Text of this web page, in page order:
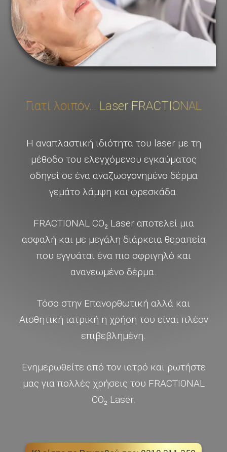
Γιατί λοιπόν… Laser FRACTIONAL
Η αναπλαστική ιδιότητα του laser με τη
μέθοδο του ελεγχόμενου εγκαύματος
οδηγεί σε ένα αναζωογονημένο δέρμα
γεμάτο λάμψη και φρεσκάδα.
FRACTIONAL CO₂ Laser αποτελεί μια
ασφαλή και με μεγάλη διάρκεια θεραπεία
που εγγυάται ένα πιο σφριγηλό και
ανανεωμένο δέρμα.
Τόσο στην Επανορθωτική αλλά και
Αισθητική ιατρική η χρήση του είναι πλέον
επιβεβλημένη.
Ενημερωθείτε από τον ιατρό και ρωτήστε
μας για πολλές χρήσεις του FRACTIONAL
CO₂ Laser.